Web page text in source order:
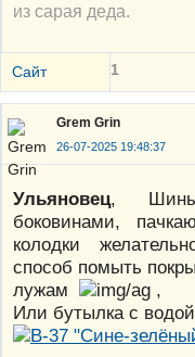
из сарая деда.
Сайт 1
Grem Grin
26-07-2025 19:48:37
Ульяновец,
боковинами,
колодки
способ помыть
лужам
,
Или бутылка с